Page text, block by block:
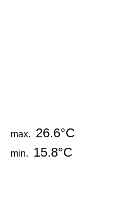
max. 26.6°C
min. 15.8°C